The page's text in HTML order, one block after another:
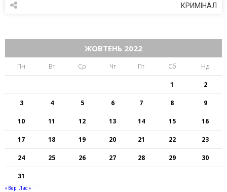
КРИМІНАЛ
ЖОВТЕНЬ 2022
Пн Вт Ср Чт Пт Сб Нд
1 2
3 4 5 6 7 8 9
10 11 12 13 14 15 16
17 18 19 20 21 22 23
24 25 26 27 28 29 30
31
« Вер Лис »